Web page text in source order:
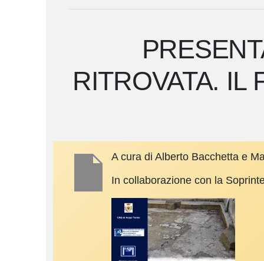
RITROVATA. IL
A cura di Alberto Bacchetta e
In collaborazione con la